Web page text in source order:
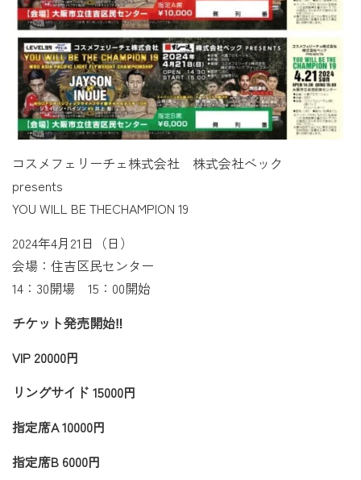
コスメフェリーチェ株式会社 株式会社ベック
presents
YOU WILL BE THECHAMPION 19
2024年4月21日（日）
会場：住吉区民センター
14：30開場 15：00開始
チケット発売開始‼️
VIP 20000円
リングサイド 15000円
指定席A 10000円
指定席B 6000円